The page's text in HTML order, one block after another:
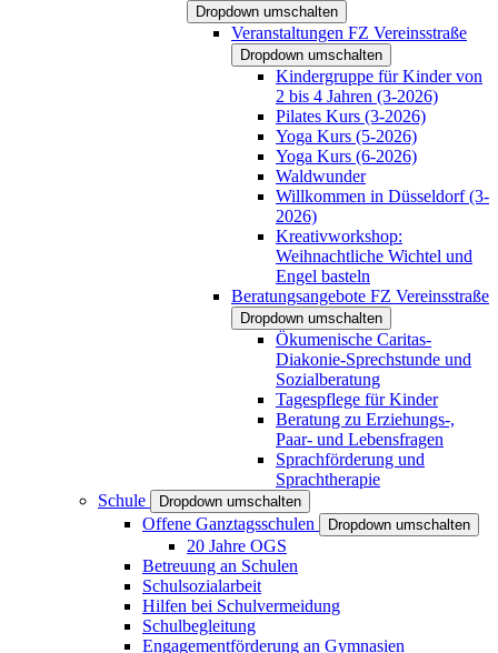
Dropdown umschalten
Veranstaltungen FZ Vereinsstraße
Dropdown umschalten
Kindergruppe für Kinder von
2 bis 4 Jahren (3-2026)
Pilates Kurs (3-2026)
Yoga Kurs (5-2026)
Yoga Kurs (6-2026)
Waldwunder
Willkommen in Düsseldorf (3-
2026)
Kreativworkshop:
Weihnachtliche Wichtel und
Engel basteln
Beratungsangebote FZ Vereinsstraße
Dropdown umschalten
Ökumenische Caritas-
Diakonie-Sprechstunde und
Sozialberatung
Tagespflege für Kinder
Beratung zu Erziehungs-,
Paar- und Lebensfragen
Sprachförderung und
Sprachtherapie
Schule
Dropdown umschalten
Offene Ganztagsschulen Dropdown umschalten
20 Jahre OGS
Betreuung an Schulen
Schulsozialarbeit
Hilfen bei Schulvermeidung
Schulbegleitung
Engagementförderung an Gymnasien